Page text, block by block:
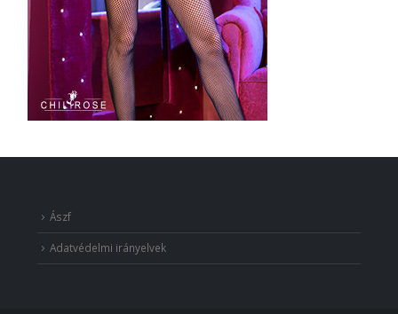
Ászf
Adatvédelmi irányelvek